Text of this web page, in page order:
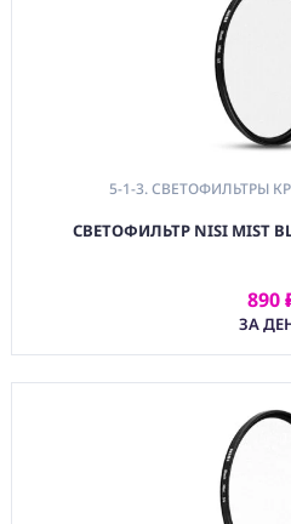
5-1-3. СВЕТОФИЛЬТРЫ
СВЕТОФИЛЬТР NISI MIST
890
ЗА